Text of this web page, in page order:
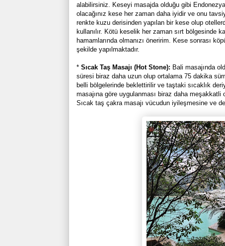
alabilirsiniz. Keseyi masajda olduğu gibi
olacağınız kese her zaman daha iyidir ve onu
renkte kuzu derisinden yapılan bir kese olup
kullanılır. Kötü keselik her zaman sırt bölgesinde
hamamlarında olmanızı öneririm. Kese sonrası
şekilde yapılmaktadır.
* Sıcak Taş Masajı (Hot Stone): Bali masajında
süresi biraz daha uzun olup ortalama 75 dakika
belli bölgelerinde beklettirilir ve taştaki sıcaklık
masajına göre uygulanması biraz daha
Sıcak taş çakra masajı vücudun iyileşmesine ve